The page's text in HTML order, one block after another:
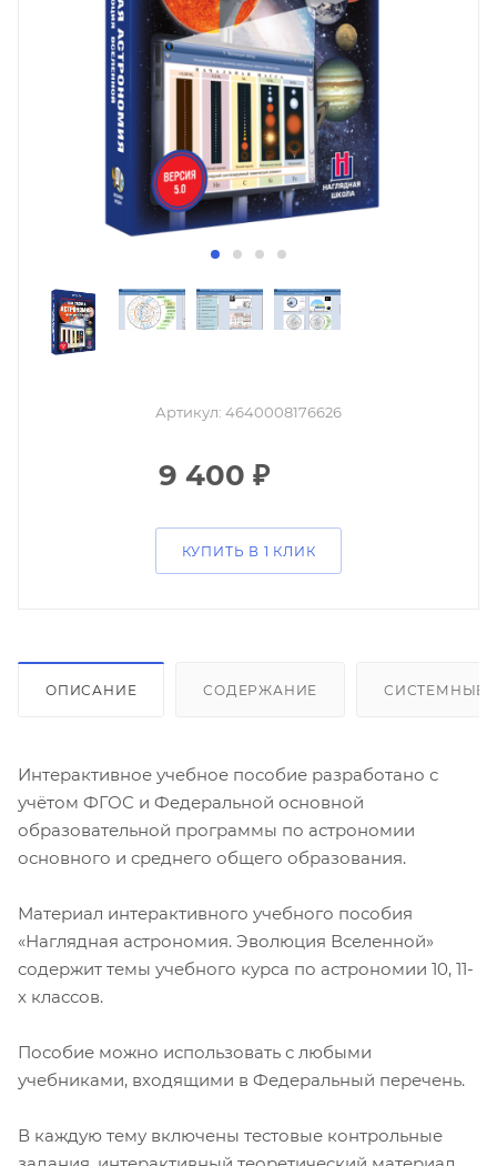
Артикул: 4640008176626
9 400 ₽
КУПИТЬ В 1 КЛИК
ОПИСАНИЕ СОДЕРЖАНИЕ СИСТЕМНЫЕ
Интерактивное учебное пособие разработано с
учётом ФГОС и Федеральной основной
образовательной программы по астрономии
основного и среднего общего образования.
Материал интерактивного учебного пособия
«Наглядная астрономия. Эволюция Вселенной»
содержит темы учебного курса по астрономии 10, 11-
х классов.
Пособие можно использовать с любыми
учебниками, входящими в Федеральный перечень.
В каждую тему включены тестовые контрольные